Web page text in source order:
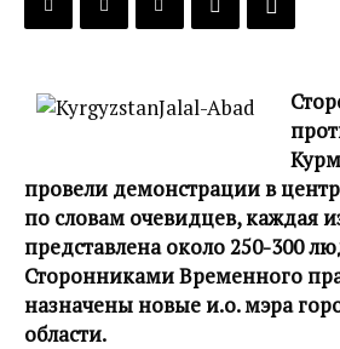
провели демонстрации в
по словам очевидцев, каждая
представлена около 250-300
Сторонниками Временного
назначены новые и.о. мэра
области.